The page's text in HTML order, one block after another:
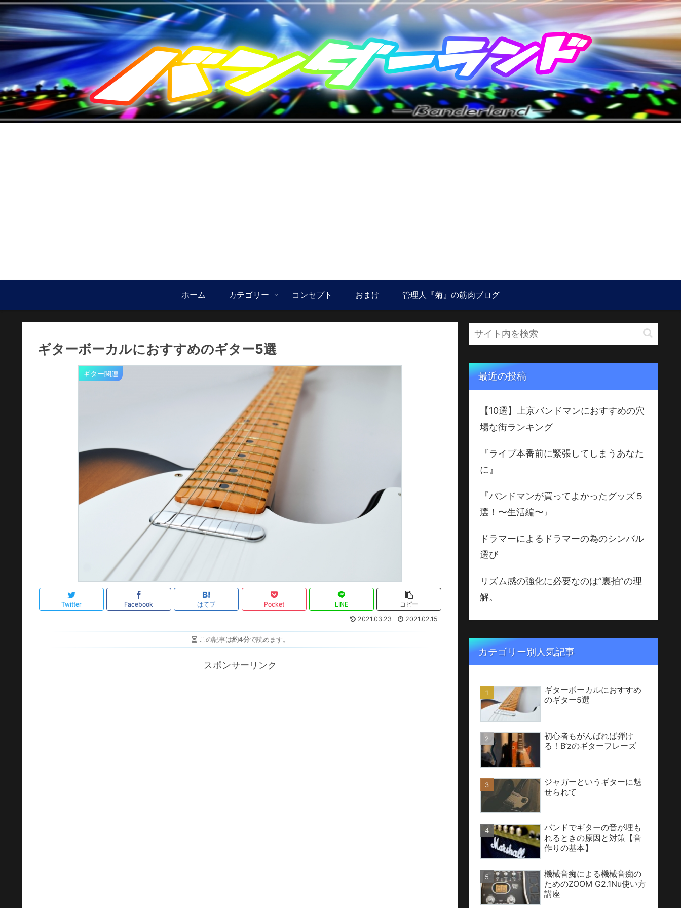
ホーム カテゴリー コンセプト おまけ 管理人『菊』の筋肉ブログ
ギターボーカルにおすすめのギター5選
ギター関連
Twitter Facebook はてブ Pocket LINE
コピー
2021.03.23
2021.02.15
この記事は約4分で読めます。
スポンサーリンク
最近の投稿
【10選】上京バンドマンにおすすめの穴
場な街ランキング
『ライブ本番前に緊張してしまうあなた
に』
『バンドマンが買ってよかったグッズ５
選！〜生活編〜』
ドラマーによるドラマーの為のシンバル
選び
リズム感の強化に必要なのは”裏拍”の理
解。
カテゴリー別人気記事
ギターボーカルにおすすめ
のギター5選
初心者もがんばれば弾け
る！B’zのギターフレーズ
ジャガーというギターに魅
せられて
バンドでギターの音が埋も
れるときの原因と対策【音
作りの基本】
機械音痴による機械音痴の
ためのZOOM G2.1Nu使い方
講座